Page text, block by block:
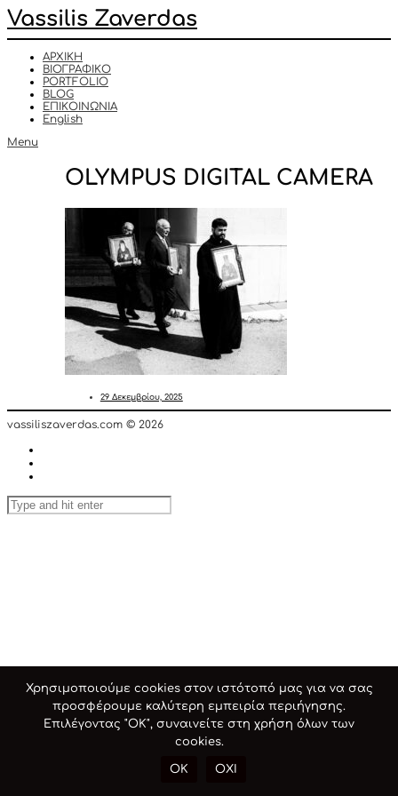
Vassilis Zaverdas
ΑΡΧΙΚΗ
ΒΙΟΓΡΑΦΙΚΟ
PORTFOLIO
BLOG
ΕΠΙΚΟΙΝΩΝΙΑ
English
Menu
OLYMPUS DIGITAL CAMERA
29 Δεκεμβρίου, 2025
vassiliszaverdas.com © 2026
Χρησιμοποιούμε cookies στον ιστότοπό μας για να σας
προσφέρουμε καλύτερη εμπειρία περιήγησης.
Επιλέγοντας "ΟΚ", συναινείτε στη χρήση όλων των
cookies.
OK ΟΧΙ